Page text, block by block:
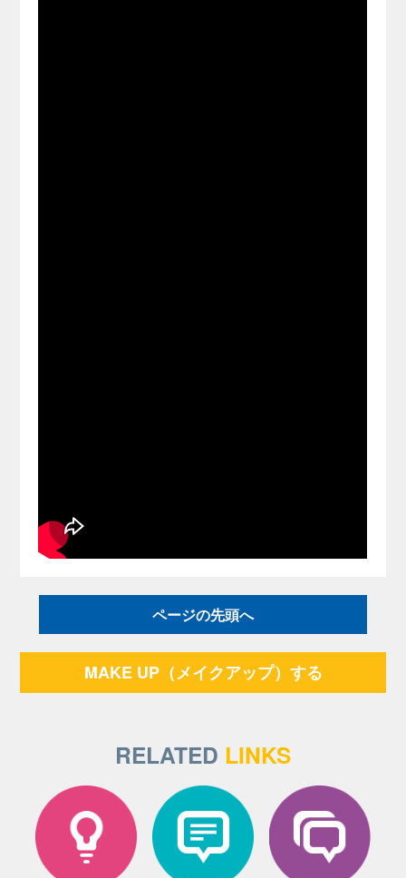
ページの先頭へ
MAKE UP（メイクアップ）する
RELATED LINKS